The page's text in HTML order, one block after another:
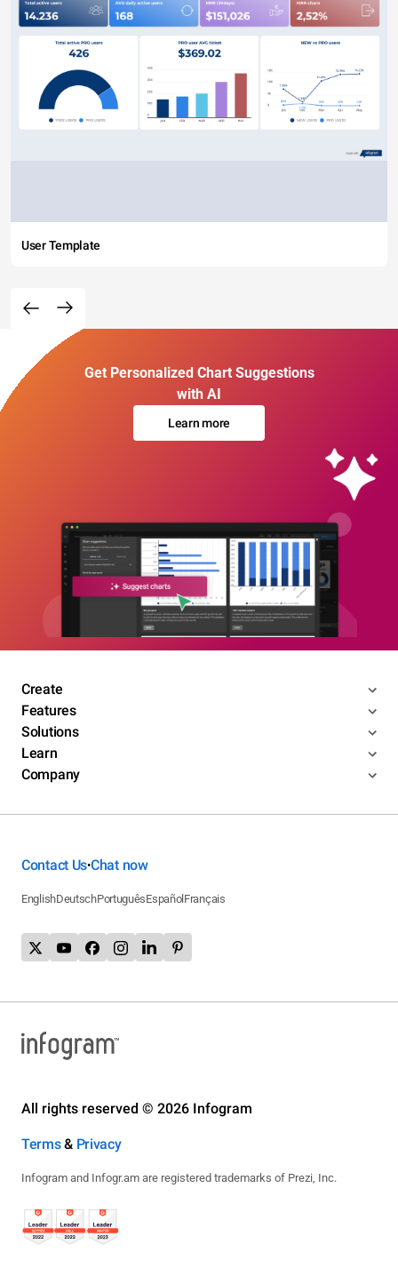
User Template
Get Personalized Chart Suggestions
with AI
Learn more
Create
Features
Solutions
Learn
Company
Contact Us•Chat now
EnglishDeutschPortuguêsEspañol Français
All rights reserved © 2026 Infogram
Terms& Privacy
Infogram and Infogr.am are registered trademarks of Prezi, Inc.